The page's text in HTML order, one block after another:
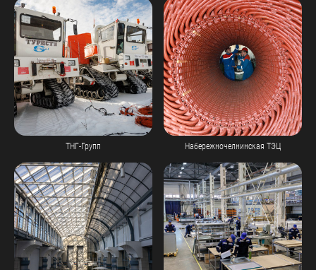
ТНГ-Групп Набережночелнинская ТЭЦ